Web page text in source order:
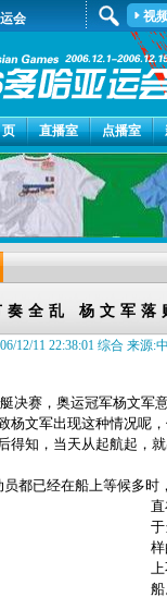
会 视
页 直播室 点播室
奏全乱 杨文军落
12/11 22:38:01 综合 来源:
赛，奥运冠军杨文军
杨文军出现这种情况呢
得知，当天从起航起，
已经在船上等候多时